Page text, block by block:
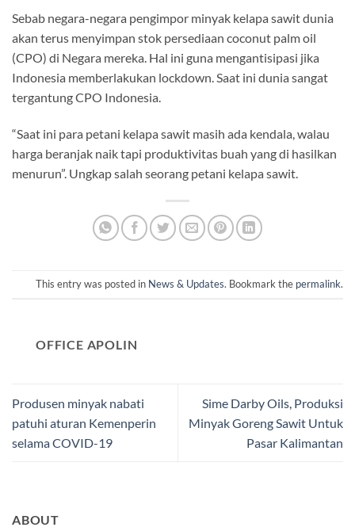
Sebab negara-negara pengimpor minyak kelapa sawit dunia
akan terus menyimpan stok persediaan coconut palm oil
(CPO) di Negara mereka. Hal ini guna mengantisipasi jika
Indonesia memberlakukan lockdown. Saat ini dunia sangat
tergantung CPO Indonesia.
“Saat ini para petani kelapa sawit masih ada kendala, walau
harga beranjak naik tapi produktivitas buah yang di hasilkan
menurun”. Ungkap salah seorang petani kelapa sawit.
This entry was posted in News & Updates. Bookmark the permalink.
OFFICE APOLIN
Produsen minyak nabati
patuhi aturan Kemenperin
selama COVID-19
Sime Darby Oils, Produksi
Minyak Goreng Sawit Untuk
Pasar Kalimantan
ABOUT